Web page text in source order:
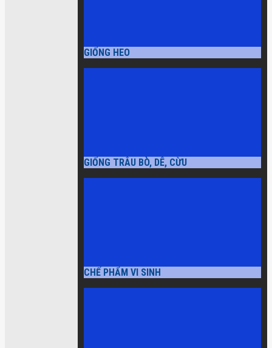
GIỐNG HEO
GIỐNG TRÂU BÒ, DÊ, CỪU
CHẾ PHẨM VI SINH